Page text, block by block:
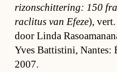
ri­zon­schit­te­ring: 150
ra­cli­tus van Efeze),
door Linda
Yves Bat­tis­ti­ni, Na­n­tes:
2007.